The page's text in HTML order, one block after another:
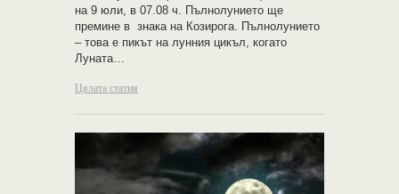
на 9 юли, в 07.08 ч. Пълнолунието ще
премине в знака на Козирога. Пълнолунието
– това е пикът на лунния цикъл, когато
Луната…
Цялата статия